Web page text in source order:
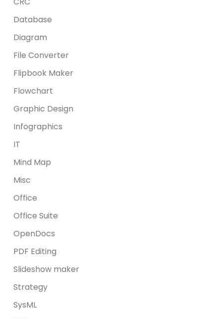
Database
Diagram
File Converter
Flipbook Maker
Flowchart
Graphic Design
Infographics
IT
Mind Map
Misc
Office
Office Suite
OpenDocs
PDF Editing
Slideshow maker
Strategy
SysML